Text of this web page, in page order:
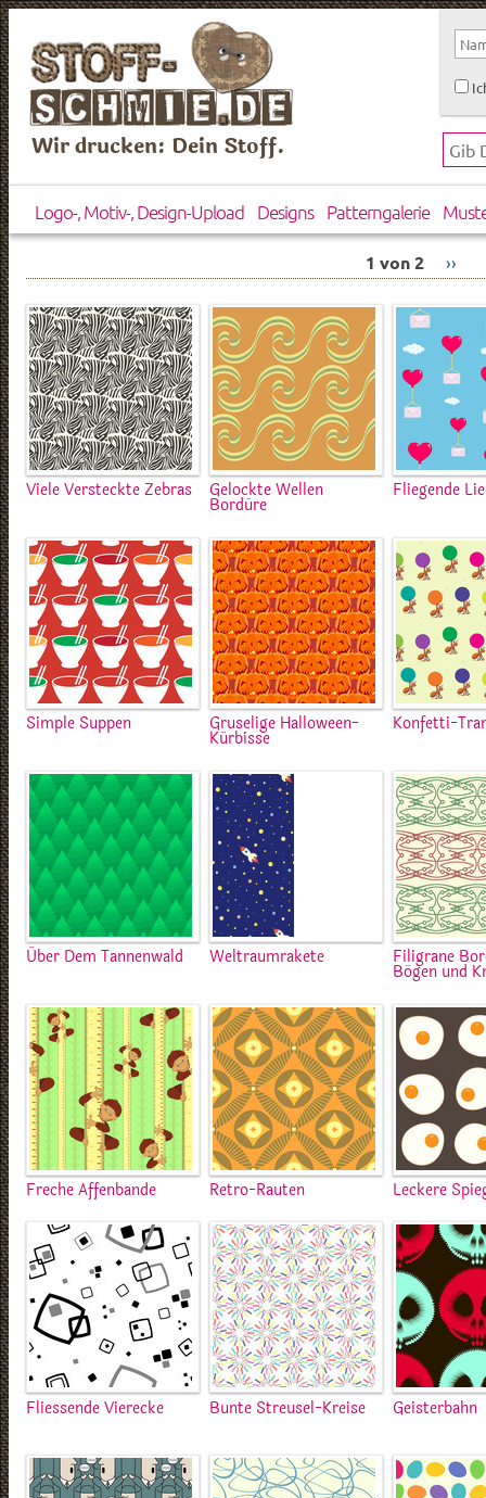
Wir drucken: Dein Stoff.
Logo-, Motiv-, Design-Upload Designs Patterngalerie
1 von 2 ››
Viele Versteckte Zebras Gelockte Wellen
Bordüre
Fliegende
Simple Suppen Gruselige Halloween-
Kürbisse
Konfetti-
Über Dem Tannenwald Weltraumrakete Filigrane
Bögen und
Freche Affenbande Retro-Rauten Leckere
Fliessende Vierecke Bunte Streusel-Kreise Geisterbahn